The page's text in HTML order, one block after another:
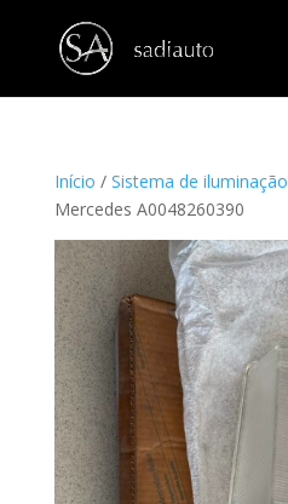
Início / Sistema de iluminação
Mercedes A0048260390